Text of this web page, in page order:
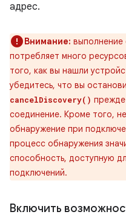
адрес.
Внимание: выполнение
потребляет много
того, как вы нашли
убедитесь, что вы
cancelDiscovery() прежде
соединение. Кроме того,
обнаружение при
процесс обнаружения
способность, доступную
подключений.
Включить